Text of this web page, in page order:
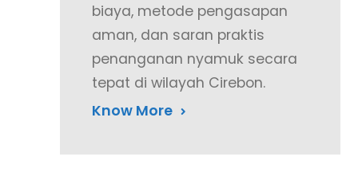
biaya, metode pengasapan
aman, dan saran praktis
penanganan nyamuk secara
tepat di wilayah Cirebon.
Know More